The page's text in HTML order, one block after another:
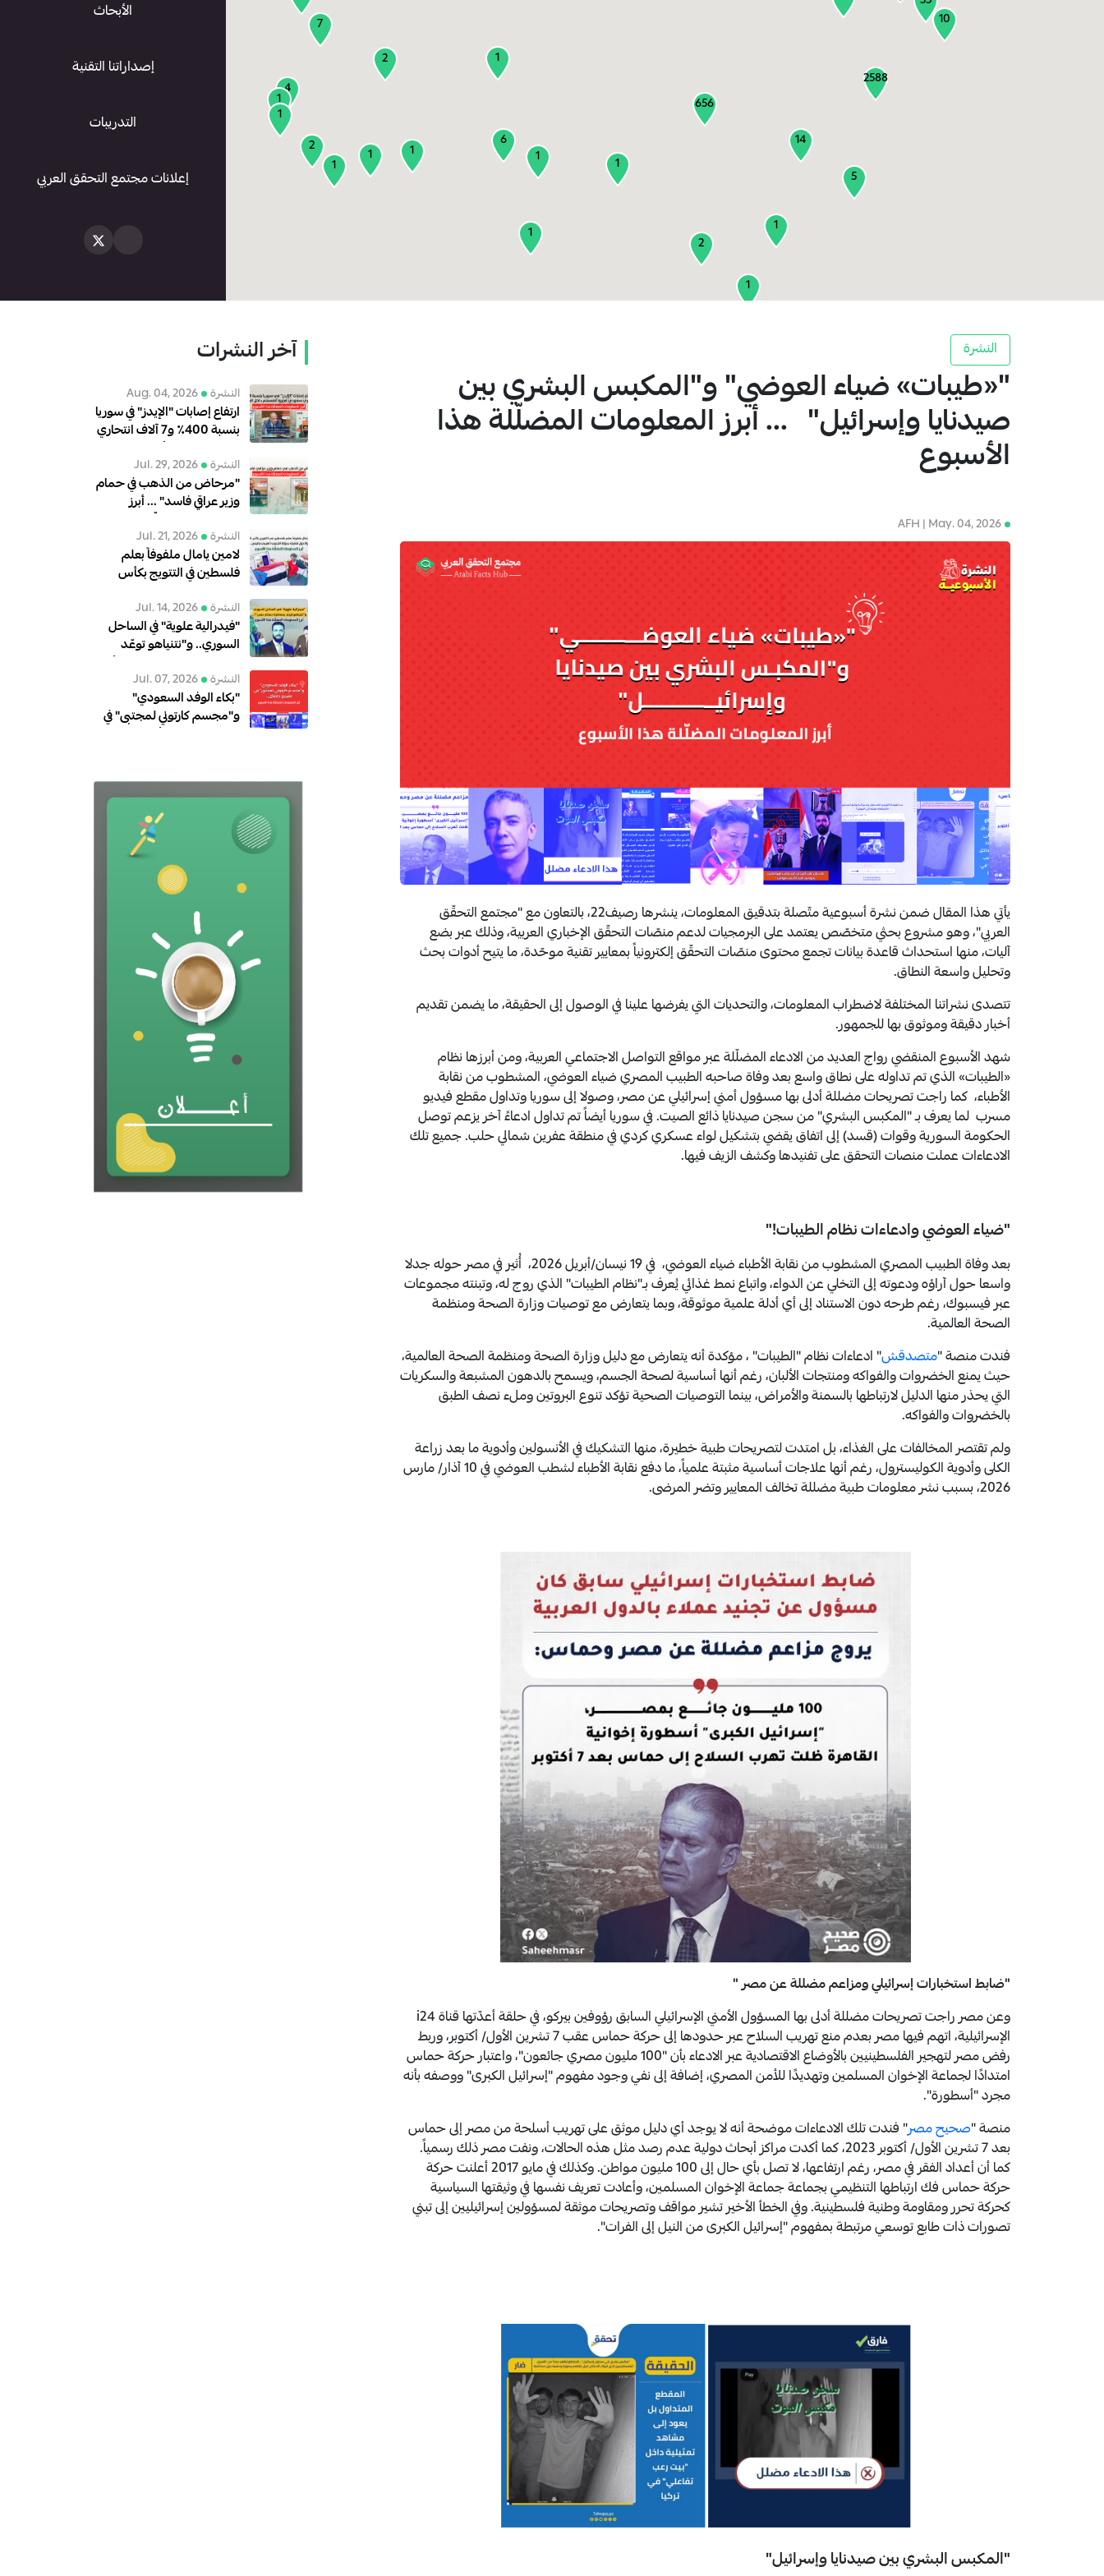
1
14
2
4
1
2588
10
656
1
6
1
5
7
1
2
1
2
1
1
1
1
1
1
الأبحاث
إصداراتنا التقنية
التدريبات
إعلانات مجتمع التحقق العربي
النشرة
"«طيبات» ضياء العوضي" و"المكبس البشري بين
صيدنايا وإسرائيل" ... أبرز المعلومات المضلّلة هذا
الأسبوع
AFH | May. 04, 2026
يأتي هذا المقال ضمن نشرة أسبوعية متّصلة بتدقيق المعلومات، ينشرها رصيف22، بالتعاون مع "مجتمع التحقّق
العربي"، وهو مشروع بحثي متخصّص يعتمد على البرمجيات لدعم منصّات التحقّق الإخباري العربية، وذلك عبر بضع
آليات، منها استحداث قاعدة بيانات تجمع محتوى منصّات التحقّق إلكترونياً بمعايير تقنية موحّدة، ما يتيح أدوات بحث
وتحليل واسعة النطاق.
تتصدى نشراتنا المختلفة لاضطراب المعلومات، والتحديات التي يفرضها علينا في الوصول إلى الحقيقة، ما يضمن تقديم
أخبار دقيقة وموثوق بها للجمهور.
شهد الأسبوع المنقضي رواج العديد من الادعاء المضلّلة عبر مواقع التواصل الاجتماعي العربية، ومن أبرزها نظام
«الطيبات» الذي تم تداوله على نطاق واسع بعد وفاة صاحبه الطبيب المصري ضياء العوضي، المشطوب من نقابة
الأطباء، كما راجت تصريحات مضللة أدلى بها مسؤول أمني إسرائيلي عن مصر، وصولا إلى سوريا وتداول مقطع فيديو
مسرب لما يعرف بـ "المكبس البشري" من سجن صيدنايا ذائع الصيت. في سوريا أيضاً تم تداول ادعاءً آخر يزعم توصل
الحكومة السورية وقوات (قسد) إلى اتفاق يقضي بتشكيل لواء عسكري كردي في منطقة عفرين شمالي حلب. جميع تلك
الادعاءات عملت منصات التحقق على تفنيدها وكشف الزيف فيها.
"ضياء العوضي وادعاءات نظام الطيبات!"
بعد وفاة الطبيب المصري المشطوب من نقابة الأطباء ضياء العوضي، في 19 نيسان/أبريل 2026، أُثير في مصر حوله جدلا
واسعا حول آراؤه ودعوته إلى التخلي عن الدواء، واتباع نمط غذائي يُعرف بـ"نظام الطيبات" الذي روج له، وتبنته مجموعات
عبر فيسبوك، رغم طرحه دون الاستناد إلى أي أدلة علمية موثوقة، وبما يتعارض مع توصيات وزارة الصحة ومنظمة
الصحة العالمية.
فندت منصة "متصدقش" ادعاءات نظام "الطيبات" ، مؤكدة أنه يتعارض مع دليل وزارة الصحة ومنظمة الصحة العالمية،
حيث يمنع الخضروات والفواكه ومنتجات الألبان، رغم أنها أساسية لصحة الجسم، ويسمح بالدهون المشبعة والسكريات
التي يحذر منها الدليل لارتباطها بالسمنة والأمراض، بينما التوصيات الصحية تؤكد تنوع البروتين وملء نصف الطبق
بالخضروات والفواكه.
ولم تقتصر المخالفات على الغذاء، بل امتدت لتصريحات طبية خطيرة، منها التشكيك في الأنسولين وأدوية ما بعد زراعة
الكلى وأدوية الكوليسترول، رغم أنها علاجات أساسية مثبتة علمياً، ما دفع نقابة الأطباء لشطب العوضي في 10 آذار/ مارس
2026، بسبب نشر معلومات طبية مضللة تخالف المعايير وتضر المرضى.
"ضابط استخبارات إسرائيلي ومزاعم مضللة عن مصر "
وعن مصر راجت تصريحات مضللة أدلى بها المسؤول الأمني الإسرائيلي السابق رؤوفين بيركو، في حلقة أعدّتها قناة i24
الإسرائيلية، اتهم فيها مصر بعدم منع تهريب السلاح عبر حدودها إلى حركة حماس عقب 7 تشرين الأول/ أكتوبر، وربط
رفض مصر لتهجير الفلسطينيين بالأوضاع الاقتصادية عبر الادعاء بأن "100 مليون مصري جائعون"، واعتبار حركة حماس
امتدادًا لجماعة الإخوان المسلمين وتهديدًا للأمن المصري، إضافة إلى نفي وجود مفهوم "إسرائيل الكبرى" ووصفه بأنه
مجرد "أسطورة".
منصة "صحيح مصر" فندت تلك الادعاءات موضحة أنه لا يوجد أي دليل موثق على تهريب أسلحة من مصر إلى حماس
بعد 7 تشرين الأول/ أكتوبر 2023، كما أكدت مراكز أبحاث دولية عدم رصد مثل هذه الحالات، ونفت مصر ذلك رسمياً.
كما أن أعداد الفقر في مصر، رغم ارتفاعها، لا تصل بأي حال إلى 100 مليون مواطن. وكذلك في مايو 2017 أعلنت حركة
حركة حماس فك ارتباطها التنظيمي بجماعة جماعة الإخوان المسلمين، وأعادت تعريف نفسها في وثيقتها السياسية
كحركة تحرر ومقاومة وطنية فلسطينية. وفي الخطأ الأخير تشير مواقف وتصريحات موثقة لمسؤولين إسرائيليين إلى تبني
تصورات ذات طابع توسعي مرتبطة بمفهوم "إسرائيل الكبرى من النيل إلى الفرات".
"المكبس البشري بين صيدنايا وإسرائيل"
آخر النشرات
النشرة Aug. 04, 2026
ارتفاع إصابات "الإيدز" في سوريا
بنسبة 400٪ و7 آلاف انتحاري
العراق… أبرز المعلومات
المضلّلة هذا الأسبوع
النشرة Jul. 29, 2026
"مرحاض من الذهب في حمام
وزير عراقي فاسد" ... أبرز
الأسبوع
النشرة Jul. 21, 2026
لامين يامال ملفوفاً بعلم
فلسطين في التتويج بكأس
الجنوب العربي باليمن .. أبرز
المعلومات المضلّلة هذا
الأسبوع
النشرة Jul. 14, 2026
"فيدرالية علوية" في الساحل
السوري.. و"نتنياهو توعّد
المعلومات المضلّلة هذا
الأسبوع
النشرة Jul. 07, 2026
"بكاء الوفد السعودي"
و"مجسم كارتوني لمجتبى" في